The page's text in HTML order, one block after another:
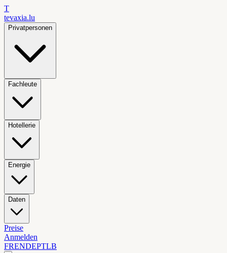
T
tevaxia.lu
Privatpersonen
Fachleute
Hotellerie
Energie
Daten
Preise
Anmelden
FRENDEPTLB